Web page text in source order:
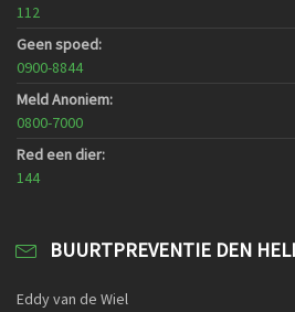
112
Geen spoed:
0900-8844
Meld Anoniem:
0800-7000
Red een dier:
144
BUURTPREVENTIE DEN
Eddy van de Wiel